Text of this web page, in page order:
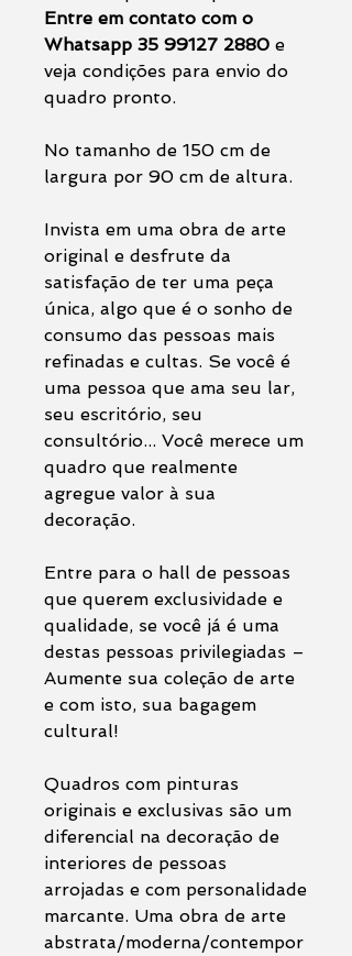
Entre em contato com o
Whatsapp 35 99127 2880 e
veja condições para envio do
quadro pronto.
No tamanho de 150 cm de
largura por 90 cm de altura.
Invista em uma obra de arte
original e desfrute da
satisfação de ter uma peça
única, algo que é o sonho de
consumo das pessoas mais
refinadas e cultas. Se você é
uma pessoa que ama seu lar,
seu escritório, seu
consultório... Você merece um
quadro que realmente
agregue valor à sua
decoração.
Entre para o hall de pessoas
que querem exclusividade e
qualidade, se você já é uma
destas pessoas privilegiadas –
Aumente sua coleção de arte
e com isto, sua bagagem
cultural!
Quadros com pinturas
originais e exclusivas são um
diferencial na decoração de
interiores de pessoas
arrojadas e com personalidade
marcante. Uma obra de arte
abstrata/moderna/contempor